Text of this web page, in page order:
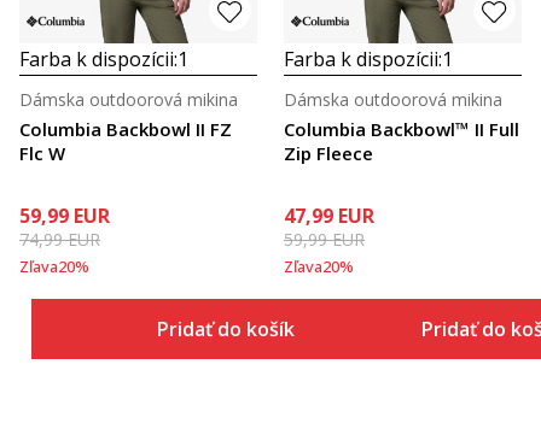
Farba k dispozícii:1
Columbia Backbowl II FZ
Flc W
Dámska outdoorová mikina
59,99 EUR
74,99EUR
Zľava20%
Pridať do košíka
Farba k dispozícii:1
Columbia Backbowl™ II Full
Zip Fleece
Dámska outdoorová mikina
47,99 EUR
59,99EUR
Zľava20%
Pridať do